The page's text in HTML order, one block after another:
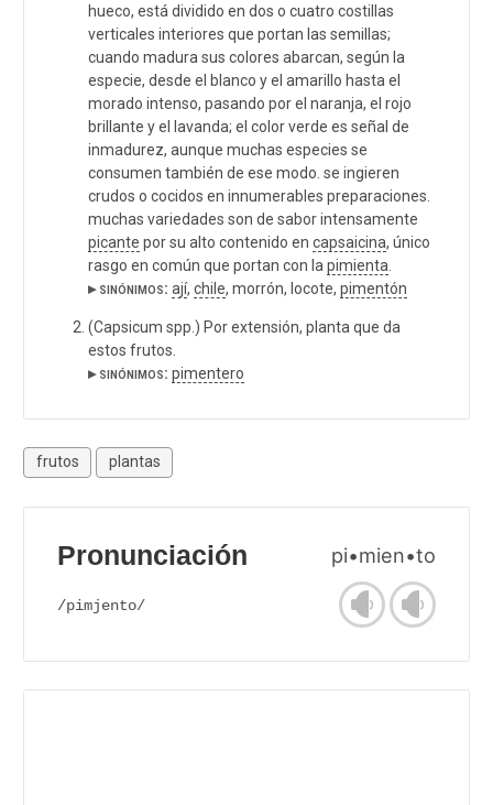
hueco, está dividido en dos o cuatro costillas
verticales interiores que portan las semillas;
cuando madura sus colores abarcan, según la
especie, desde el blanco y el amarillo hasta el
morado intenso, pasando por el naranja, el rojo
brillante y el lavanda; el color verde es señal de
inmadurez, aunque muchas especies se
consumen también de ese modo. se ingieren
crudos o cocidos en innumerables preparaciones.
muchas variedades son de sabor intensamente
picante por su alto contenido en capsaicina, único
rasgo en común que portan con la pimienta
▸ sinónimos: ají, chile, morrón, locote, pimentón
(Capsicum spp.) Por extensión, planta que da
estos frutos.
▸ sinónimos: pimentero
frutos plantas
Pronunciación pi•mien•to
/pimjento/